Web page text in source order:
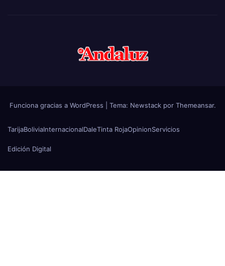
Funciona gracias a WordPress Tema: Newstackpor Themeansar.
TarijaBoliviaInternacionalDaleTinta RojaOpinionServicios
Edición Digital